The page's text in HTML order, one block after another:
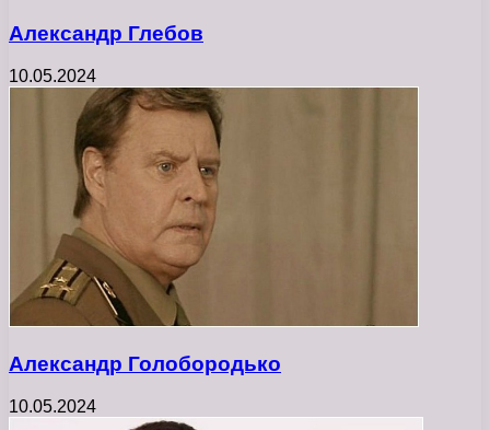
Александр Глебов
10.05.2024
Александр Голобородько
10.05.2024